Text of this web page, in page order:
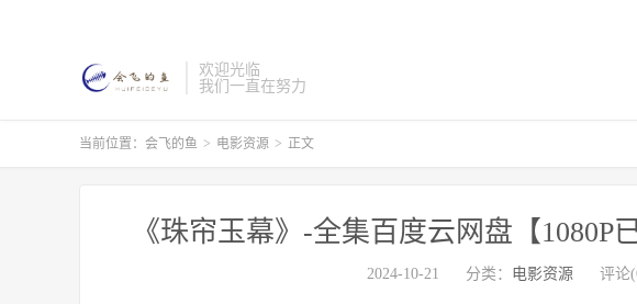
欢迎光临
我们一直在努力
当前位置： 会飞的鱼 > 电影资源 > 正文
《珠帘玉幕》-全集百度云网盘【1080P
2024-10-21 分类： 电影资源 评论